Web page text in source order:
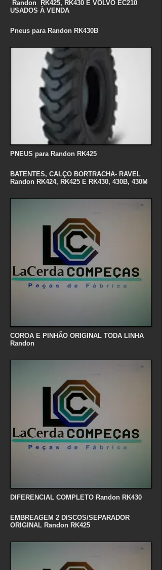
Randon RK425, RK430 E VOLVO EC210
USADOS À VENDA
Pneus para Randon RK430B
PNEUS para Randon RK425
BATENTES, CALÇO BORTRACHA- RAVEL
Randon RK424, RK425 E RK430, 430B, 430M
COROA E PINHÃO ORIGINAL TODA LINHA
Randon
DIFERENCIAL COMPLETO Randon RK430
EMBREAGEM 2 DISCOS/SEPARADOR
ORIGINAL Randon RK425